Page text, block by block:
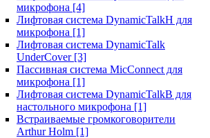
микрофона [4]
Лифтовая система DynamicTalkH для
микрофона [1]
Лифтовая система DynamicTalk
UnderCover [3]
Пассивная система MicConnect для
микрофона [1]
Лифтовая система DynamicTalkB для
настольного микрофона [1]
Встраиваемые громкоговорители
Arthur Holm [1]